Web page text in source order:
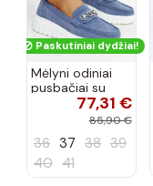
Paskutiniai dydžiai!
Mėlyni odiniai
pusbačiai su
dekoratyvine
sagtimi Taija
77,31 €
85,90 €
36 37 38 39
40 41